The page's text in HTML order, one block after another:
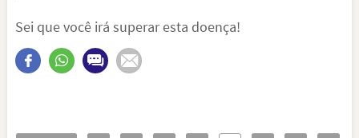
Sei que você irá superar esta doença!